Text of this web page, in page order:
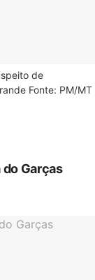
de
Fonte: PM/MT
Garças